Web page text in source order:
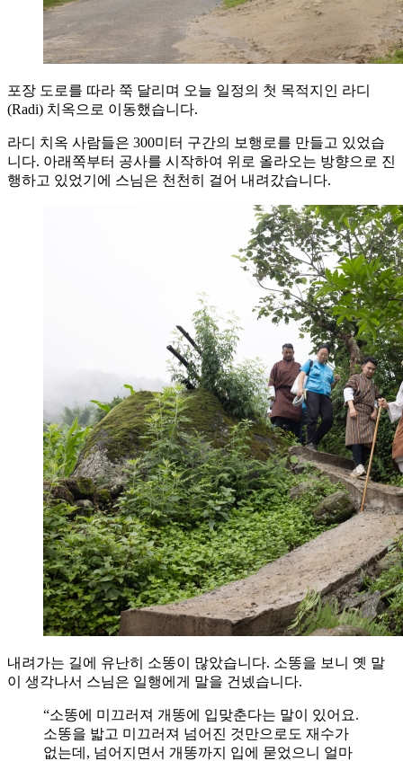
포장 도로를 따라 쭉 달리며 오늘 일정의 첫 목적지인 라디
(Radi) 치옥으로 이동했습니다.
라디 치옥 사람들은 300미터 구간의 보행로를 만들고 있었습
니다. 아래쪽부터 공사를 시작하여 위로 올라오는 방향으로 진
행하고 있었기에 스님은 천천히 걸어 내려갔습니다.
내려가는 길에 유난히 소똥이 많았습니다. 소똥을 보니 옛 말
이 생각나서 스님은 일행에게 말을 건넸습니다.
“소똥에 미끄러져 개똥에 입맞춘다는 말이 있어요.
소똥을 밟고 미끄러져 넘어진 것만으로도 재수가
없는데, 넘어지면서 개똥까지 입에 묻었으니 얼마